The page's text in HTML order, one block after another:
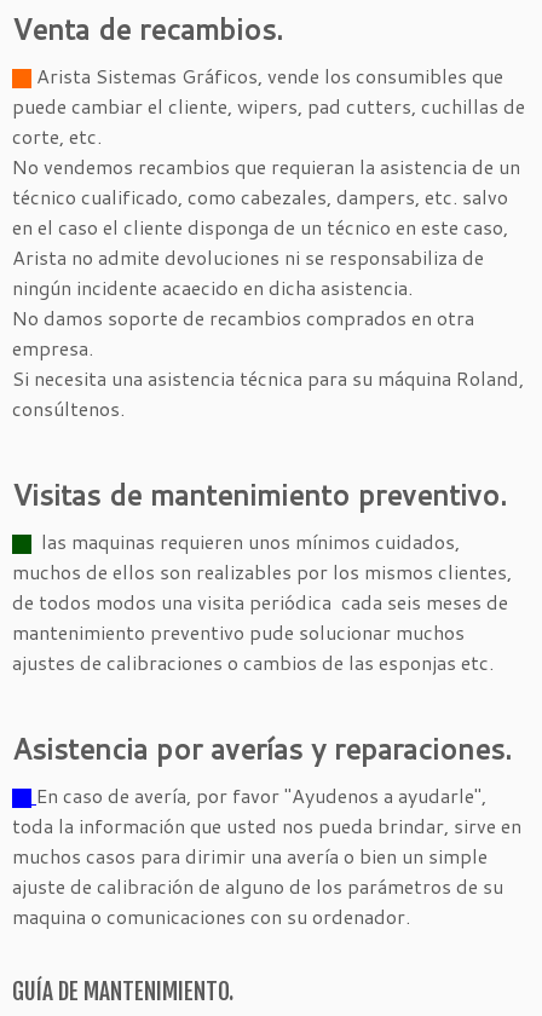
Venta de recambios.
Arista Sistemas Gráficos, vende los consumibles que
puede cambiar el cliente, wipers, pad cutters, cuchillas de
corte, etc.
No vendemos recambios que requieran la asistencia de un
técnico cualificado, como cabezales, dampers, etc. salvo
en el caso el cliente disponga de un técnico en este caso,
Arista no admite devoluciones ni se responsabiliza de
ningún incidente acaecido en dicha asistencia.
No damos soporte de recambios comprados en otra
empresa.
Si necesita una asistencia técnica para su máquina Roland,
consúltenos.
Visitas de mantenimiento preventivo.
las maquinas requieren unos mínimos cuidados,
muchos de ellos son realizables por los mismos clientes,
de todos modos una visita periódica cada seis meses de
mantenimiento preventivo pude solucionar muchos
ajustes de calibraciones o cambios de las esponjas etc.
Asistencia por averías y reparaciones.
En caso de avería, por favor "Ayudenos a ayudarle",
toda la información que usted nos pueda brindar, sirve en
muchos casos para dirimir una avería o bien un simple
ajuste de calibración de alguno de los parámetros de su
maquina o comunicaciones con su ordenador.
GUÍA DE MANTENIMIENTO.